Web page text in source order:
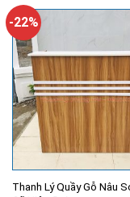
-22%
Thanh Lý Quầy Gỗ Nâu